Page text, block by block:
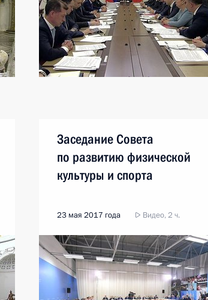
Заседание Совета
по развитию физической
культуры и спорта
23 мая 2017 года Видео, 2 ч.